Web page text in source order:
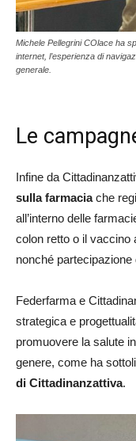
Michele Pellegrini COlace ha
internet, l’esperienza di
generale.
Le
Infine da
sulla farmaciache
all’interno delle
colon retto o il vaccino
nonché partecipazione
Federfarma e
strategica e
promuovere la salute
genere, come ha
di Cittadinanzattiva.